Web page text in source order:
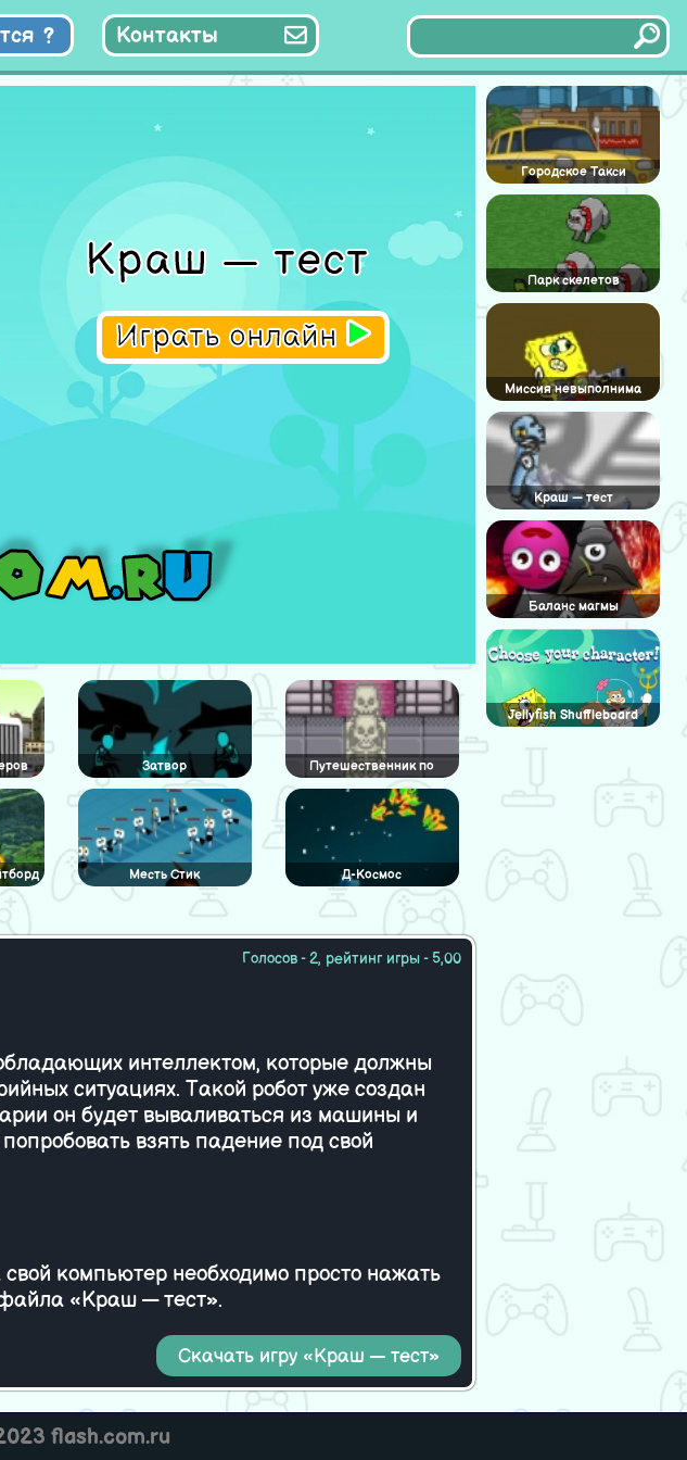
Контакты
Краш — тест
Играть онлайн
Затвор
Путешественник по
подземелью
Месть Стик Д-Космос
Голосов - 2, рейтинг игры - 5,00
интеллектом, которые должны
ситуациях. Такой робот уже создан
он будет вываливаться из машины и
взять падение под свой
компьютер необходимо просто нажать
файла «Краш — тест».
Скачать игру «Краш — тест»
Городское Такси
Парк скелетов
Миссия невыполнима
Краш — тест
Баланс магмы
Jellyfish Shuffleboard
flash.com.ru